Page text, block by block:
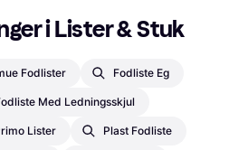
i Lister & Stuk
Fodlister Fodliste Eg
Med Ledningsskjul
Lister Plast Fodliste